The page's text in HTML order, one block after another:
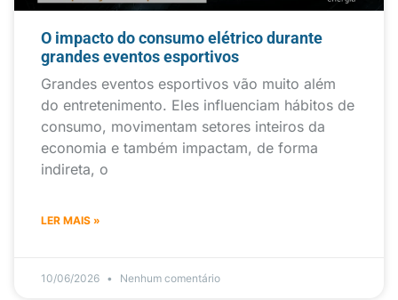
O impacto do consumo elétrico durante
grandes eventos esportivos
Grandes eventos esportivos vão muito além
do entretenimento. Eles influenciam hábitos de
consumo, movimentam setores inteiros da
economia e também impactam, de forma
indireta, o
LER MAIS »
10/06/2026 Nenhum comentário